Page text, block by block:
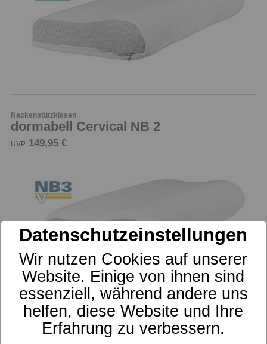
Nackenstützkissen
dormabell Cervical NB 2
UVP 149,95 €
Nackenstützkissen
dormabell Cervical NB 3-V
Datenschutzeinstellungen
Wir nutzen Cookies auf unserer
Website. Einige von ihnen sind
essenziell, während andere uns
helfen, diese Website und Ihre
Erfahrung zu verbessern.